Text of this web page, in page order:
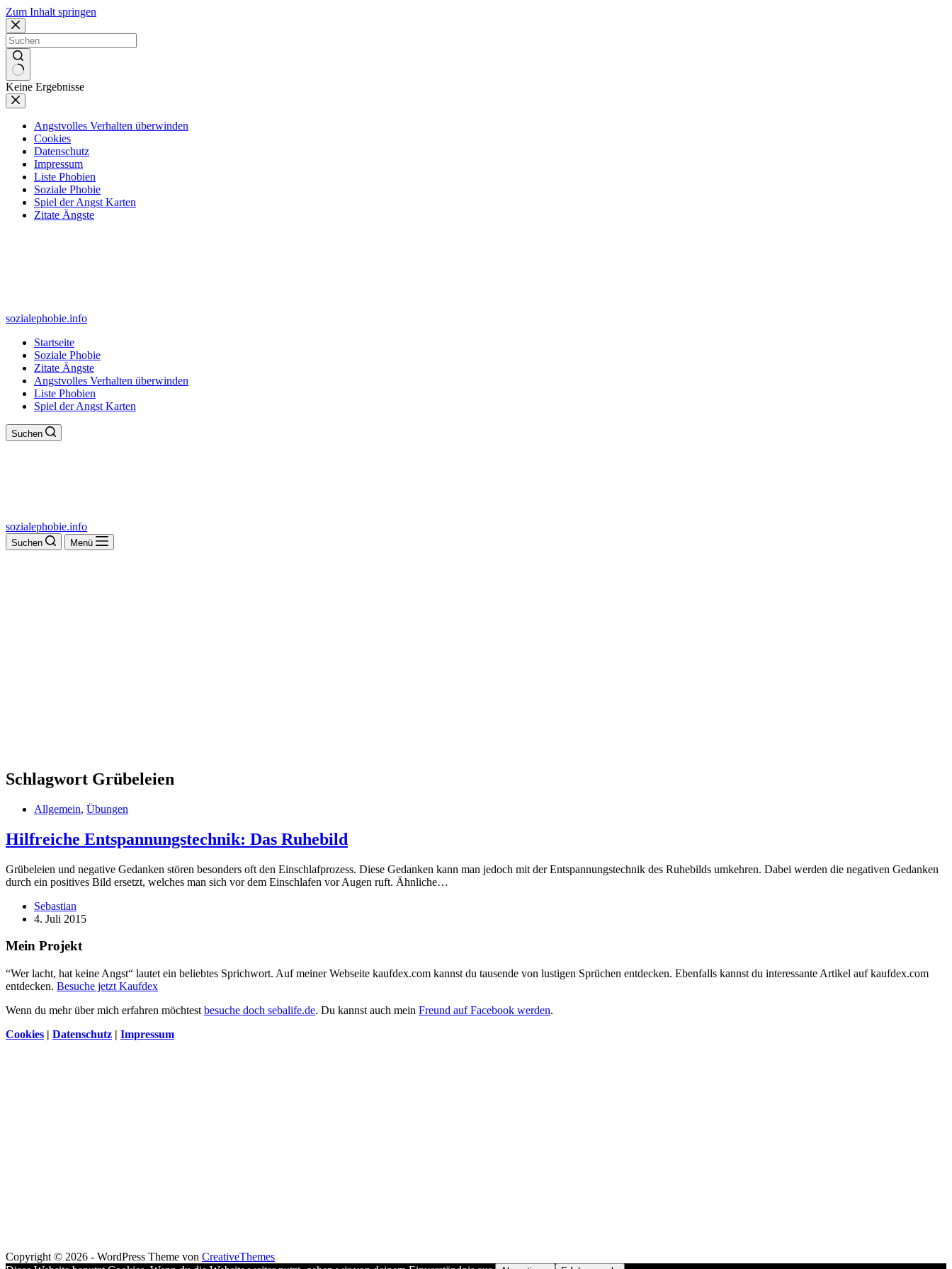
Zum Inhalt springen
Keine Ergebnisse
Angstvolles Verhalten überwinden
Cookies
Datenschutz
Impressum
Liste Phobien
Soziale Phobie
Spiel der Angst Karten
Zitate Ängste
sozialephobie.info
Startseite
Soziale Phobie
Zitate Ängste
Angstvolles Verhalten überwinden
Liste Phobien
Spiel der Angst Karten
Suchen
sozialephobie.info
Suchen Menü
Schlagwort Grübeleien
Allgemein, Übungen
Hilfreiche Entspannungstechnik: Das Ruhebild
Grübeleien und negative Gedanken stören besonders oft den Einschlafprozess. Diese Gedanken kann man jedoch mit der Entspannungstechnik des Ruhebilds umkehren. Dabei werden die negativen Gedanken
durch ein positives Bild ersetzt, welches man sich vor dem Einschlafen vor Augen ruft. Ähnliche…
Sebastian
4. Juli 2015
Mein Projekt
“Wer lacht, hat keine Angst“ lautet ein beliebtes Sprichwort. Auf meiner Webseite kaufdex.com kannst du tausende von lustigen Sprüchen entdecken. Ebenfalls kannst du interessante Artikel auf kaufdex.com
entdecken. Besuche jetzt Kaufdex
Wenn du mehr über mich erfahren möchtest besuche doch sebalife.de. Du kannst auch mein Freund auf Facebook werden.
Cookies | Datenschutz | Impressum
Copyright © 2026 - WordPress Theme von CreativeThemes